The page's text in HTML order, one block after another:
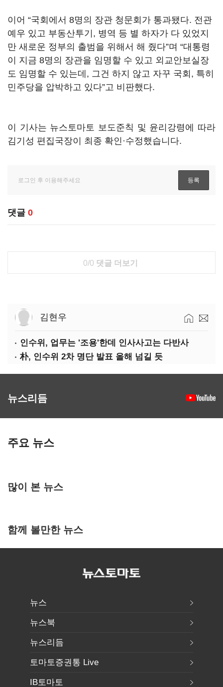
이어 “국회에서 8명의 장관 청문회가 통과됐다. 전관
예우 있고 부동산투기, 병역 등 별 하자가 다 있었지
만 새로운 정부의 출범을 위해서 해 줬다”며 “대통령
이 지금 8명의 장관을 임명할 수 있고 외교안보실장
도 임명할 수 있는데, 그건 하지 않고 자꾸 국회, 특히
민주당을 압박하고 있다”고 비판했다.
이 기사는 뉴스토마토 보도준칙 및 윤리강령에 따라
김기성 편집국장이 최종 확인·수정했습니다.
댓글 0
0/0 댓글 더보기
김현우
인수위, 업무는 '조용'한데 인사사고는 다반사
朴, 인수위 2차 명단 발표 올해 넘길 듯
뉴스리듬
주요 뉴스
많이 본 뉴스
함께 볼만한 뉴스
뉴스
뉴스북
뉴스리듬
토마토증권통 Live
IB토마토